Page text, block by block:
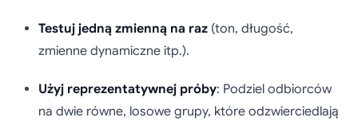
Testuj jedną zmienną na raz (ton, długość,
zmienne dynamiczne itp.).
Użyj reprezentatywnej próby: Podziel odbiorców
na dwie równe, losowe grupy, które odzwierciedlają